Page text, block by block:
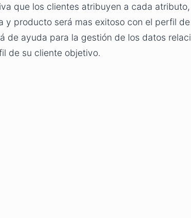
que los clientes atribuyen a cada
y producto será mas exitoso con el perfil
de ayuda para la gestión de los datos
de su cliente objetivo.